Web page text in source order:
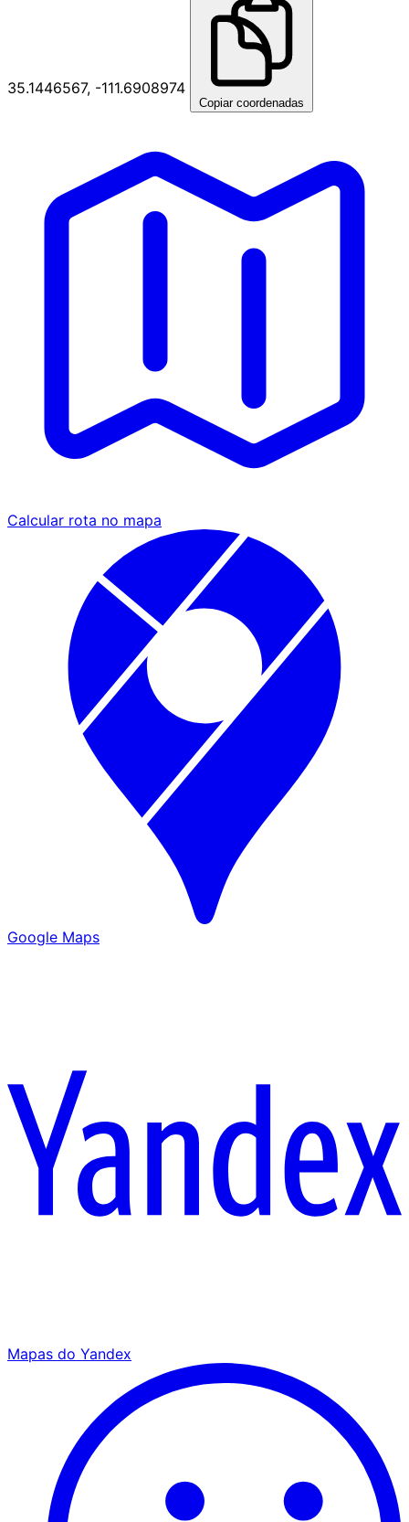
35.1446567, -111.6908974
Copiar coordenadas
Calcular rota no mapa
Google Maps
Mapas do Yandex